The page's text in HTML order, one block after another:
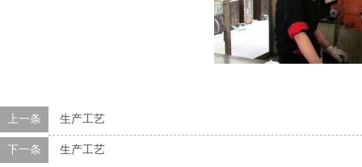
上一条 生产工艺
下一条 生产工艺